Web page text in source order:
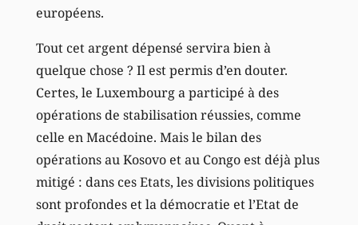
européens.
Tout cet argent dépensé servira bien à
quelque chose ? Il est permis d’en douter.
Certes, le Luxembourg a participé à des
opérations de stabilisation réussies, comme
celle en Macédoine. Mais le bilan des
opérations au Kosovo et au Congo est déjà plus
mitigé : dans ces Etats, les divisions politiques
sont profondes et la démocratie et l’Etat de